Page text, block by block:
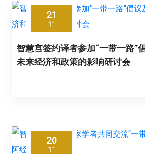
21
11
智慧宫签约译者参加“一带一路”
未来经济和政策的影响研讨会
20
11